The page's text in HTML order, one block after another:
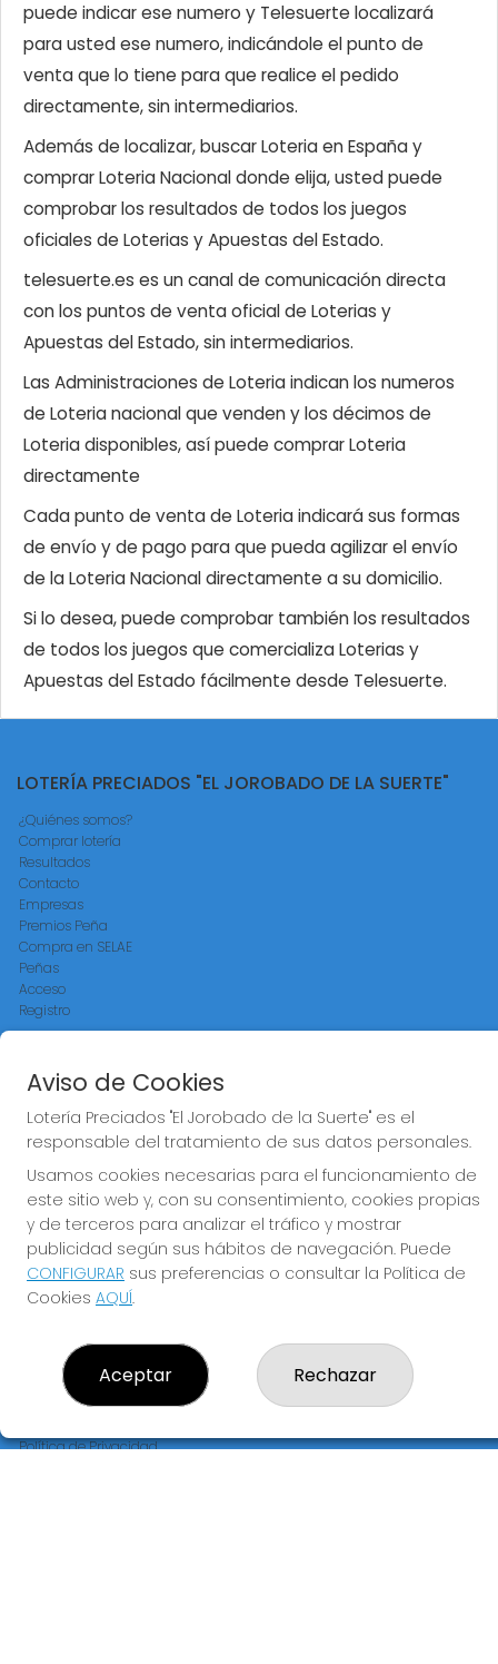
puede indicar ese numero y Telesuerte localizará
para usted ese numero, indicándole el punto de
venta que lo tiene para que realice el pedido
directamente, sin intermediarios.
Además de localizar, buscar Loteria en España y
comprar Loteria Nacional donde elija, usted puede
comprobar los resultados de todos los juegos
oficiales de Loterias y Apuestas del Estado.
telesuerte.es es un canal de comunicación directa
con los puntos de venta oficial de Loterias y
Apuestas del Estado, sin intermediarios.
Las Administraciones de Loteria indican los numeros
de Loteria nacional que venden y los décimos de
Loteria disponibles, así puede comprar Loteria
directamente
Cada punto de venta de Loteria indicará sus formas
de envío y de pago para que pueda agilizar el envío
de la Loteria Nacional directamente a su domicilio.
Si lo desea, puede comprobar también los resultados
de todos los juegos que comercializa Loterias y
Apuestas del Estado fácilmente desde Telesuerte.
LOTERÍA PRECIADOS "EL JOROBADO DE LA SUERTE"
¿Quiénes somos?
Comprar lotería
Resultados
Contacto
Empresas
Premios Peña
Compra en SELAE
Peñas
Acceso
Registro
CONTACTO
ADMINISTRACION DE LOTERIAS Nº239-MADRID - Receptor
Oficial 95695
660452468
pedidos@loteriapreciados.com
C/PRECIADOS, 7
MADRID, 28013
LEGAL
Política de Privacidad
Aviso de Cookies
Lotería Preciados "El Jorobado de la Suerte" es el
responsable del tratamiento de sus datos personales.
Usamos cookies necesarias para el funcionamiento de
este sitio web y, con su consentimiento, cookies propias
y de terceros para analizar el tráfico y mostrar
publicidad según sus hábitos de navegación. Puede
CONFIGURAR sus preferencias o consultar la Política de
Cookies AQUÍ.
Aceptar Rechazar